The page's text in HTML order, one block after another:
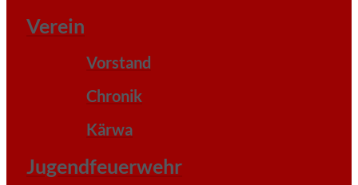
Verein
Vorstand
Chronik
Kärwa
Jugendfeuerwehr